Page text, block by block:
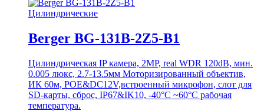
Цилиндрические
Berger BG-131B-2Z5-B1
Цилиндрическая IP камера, 2MP, real WDR 120dB, мин.
0.005 люкс, 2.7-13.5мм Моторизированный объектив,
ИК 60м, POE&DC12V,встроенный микрофон, слот для
SD-карты, сброс, IP67&IK10, -40°C ~60°C рабочая
температура.